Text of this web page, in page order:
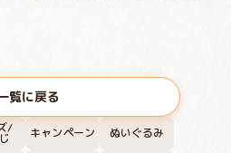
/ キャンペーン ぬいぐるみ
覧に戻る